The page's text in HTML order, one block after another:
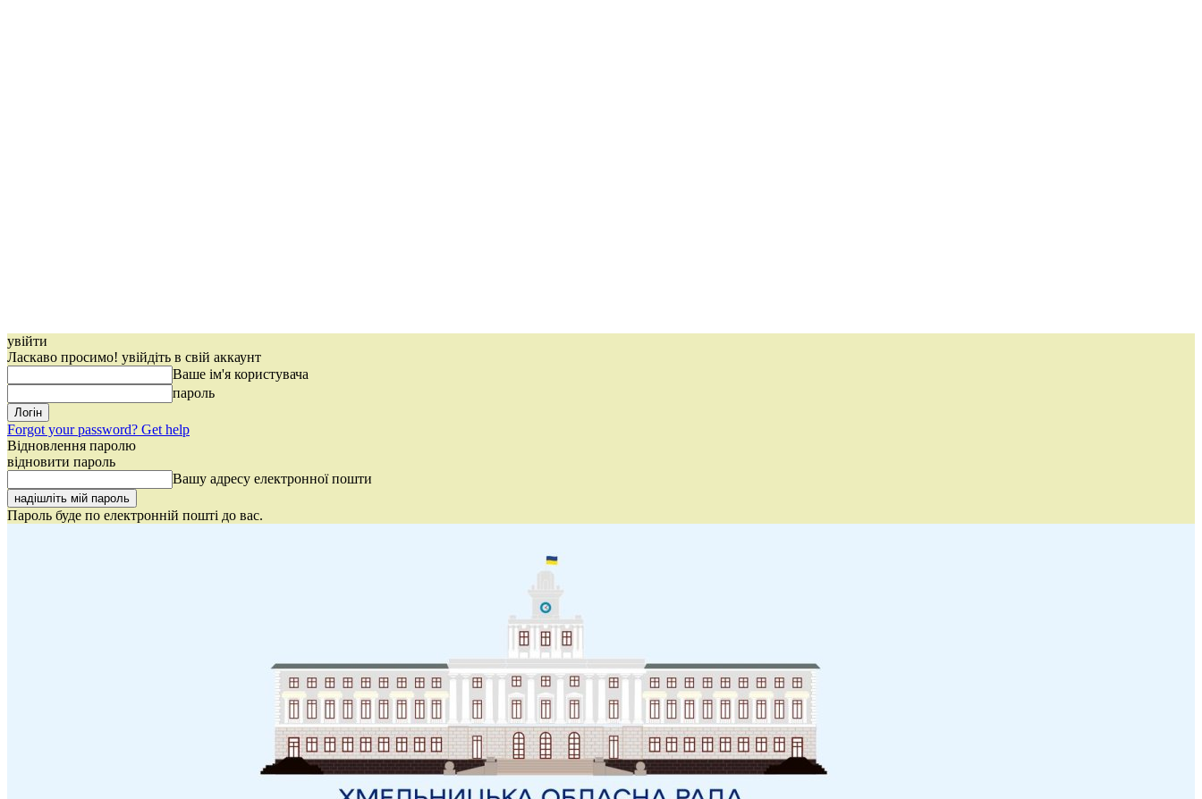
увійти
Ласкаво просимо! увійдіть в свій аккаунт
Ваше ім'я користувача
пароль
Forgot your password? Get help
Відновлення паролю
відновити пароль
Вашу адресу електронної пошти
Пароль буде по електронній пошті до вас.